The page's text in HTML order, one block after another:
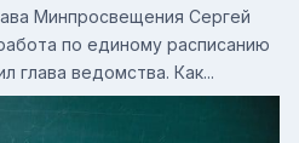
Минпросвещения Сергей
по единому расписанию
глава ведомства. Как...